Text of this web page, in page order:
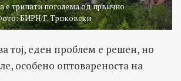
е трипати поголема од првично
БИРН/Г. Трпковски
тој, еден проблем е решен, но
особено оптовареноста на